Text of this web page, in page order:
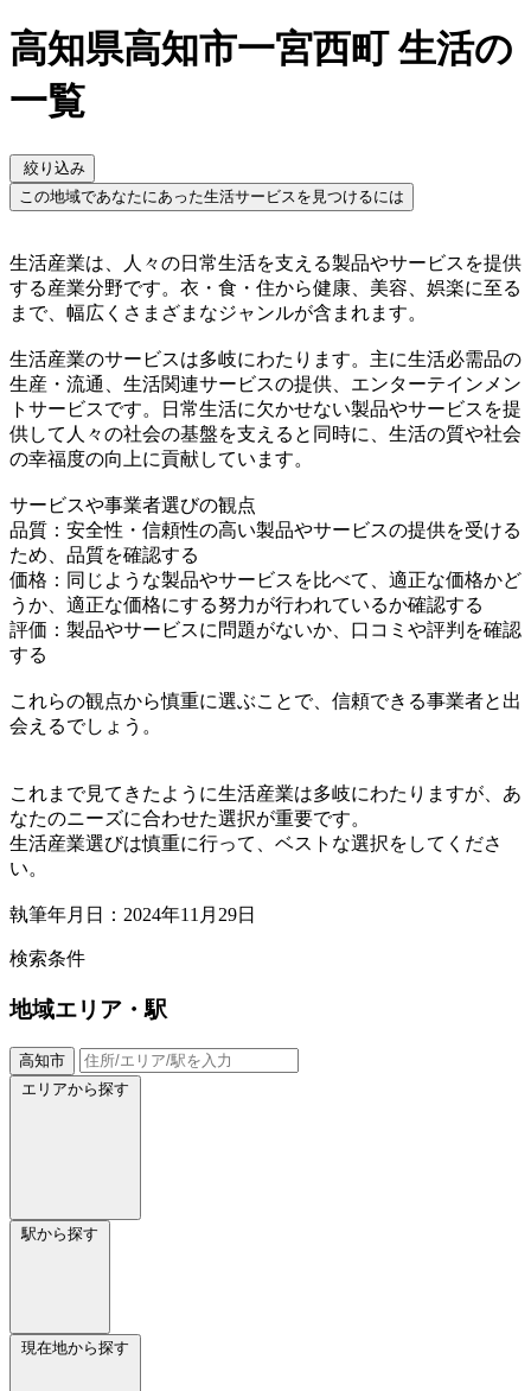
高知県高知市一宮西町 生活の
一覧
絞り込み
この地域であなたにあった生活サービスを見つけるには
生活産業は、人々の日常生活を支える製品やサービスを提供
する産業分野です。衣・食・住から健康、美容、娯楽に至る
まで、幅広くさまざまなジャンルが含まれます。
生活産業のサービスは多岐にわたります。主に生活必需品の
生産・流通、生活関連サービスの提供、エンターテインメン
トサービスです。日常生活に欠かせない製品やサービスを提
供して人々の社会の基盤を支えると同時に、生活の質や社会
の幸福度の向上に貢献しています。
サービスや事業者選びの観点
品質：安全性・信頼性の高い製品やサービスの提供を受ける
ため、品質を確認する
価格：同じような製品やサービスを比べて、適正な価格かど
うか、適正な価格にする努力が行われているか確認する
評価：製品やサービスに問題がないか、口コミや評判を確認
する
これらの観点から慎重に選ぶことで、信頼できる事業者と出
会えるでしょう。
これまで見てきたように生活産業は多岐にわたりますが、あ
なたのニーズに合わせた選択が重要です。
生活産業選びは慎重に行って、ベストな選択をしてくださ
い。
執筆年月日：2024年11月29日
検索条件
地域エリア・駅
高知市
エリアから探す
駅から探す
現在地から探す